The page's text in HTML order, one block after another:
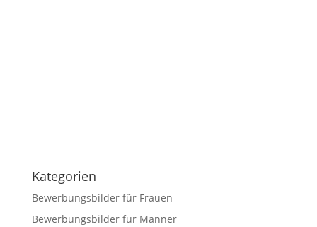
Kategorien
Bewerbungsbilder für Frauen
Bewerbungsbilder für Männer